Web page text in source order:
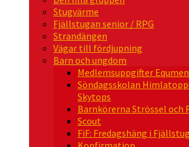
Stugvärme
Fjällstugan senior / RPG
Strandängen
Vägar till fördjupning
Barn och ungdom
Medlemsuppgifter
Söndagsskolan
Skytops
Barnkörerna Strössel och
Scout
FiF: Fredagshäng i